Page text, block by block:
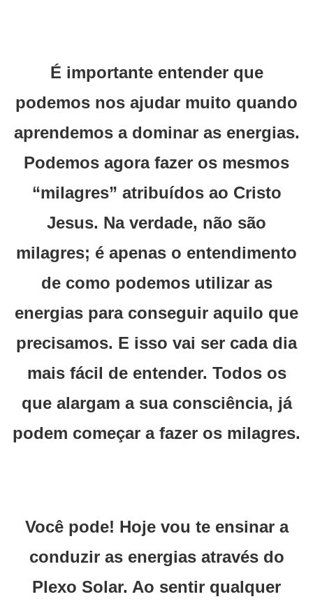
É importante entender que
podemos nos ajudar muito quando
aprendemos a dominar as energias.
Podemos agora fazer os mesmos
“milagres” atribuídos ao Cristo
Jesus. Na verdade, não são
milagres; é apenas o entendimento
de como podemos utilizar as
energias para conseguir aquilo que
precisamos. E isso vai ser cada dia
mais fácil de entender. Todos os
que alargam a sua consciência, já
podem começar a fazer os milagres.
Você pode! Hoje vou te ensinar a
conduzir as energias através do
Plexo Solar. Ao sentir qualquer